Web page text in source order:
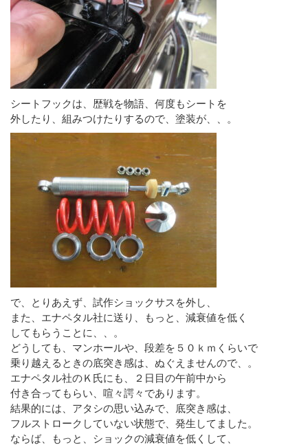
シートフックは、歴戦を物語、何度もシートを
外したり、組みつけたりするので、塗装が、、。
で、とりあえず、試作ショックサスを外し、
また、エナペタル社に送り、もっと、減衰値を低く
してもらうことに、、。
どうしても、マンホールや、段差を５０ｋｍくらいで
乗り越えるときの底突き感は、ぬぐえませんので、。
エナペタル社のＫ氏にも、２日目の午前中から
付き合ってもらい、喧々諤々であります。
結果的には、アタシの思い込みで、底突き感は、
フルストロークしていない状態で、発生してました。
ならば、もっと、ショックの減衰値を低くして、